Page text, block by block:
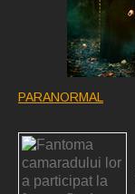
PARANORMAL